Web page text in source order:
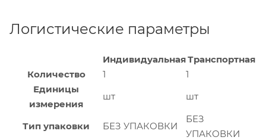
Логистические параметры
ИндивидуальнаяТранспортная
Количество
1
1
Единицы
измерения
шт шт
Тип упаковки БЕЗ УПАКОВКИ
БЕЗ
УПАКОВКИ